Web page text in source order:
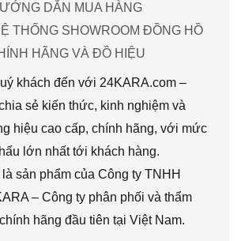
DẪN MUA HÀNG
THỐNG SHOWROOM ĐỒNG HỒ
HÃNG VÀ ĐỒ HIỆU
khách đến với 24KARA.com –
sẻ kiến thức, kinh nghiệm và
hiệu cao cấp, chính hãng, với mức
lớn nhất tới khách hàng.
sản phẩm của Công ty TNHH
– Công ty phân phối và thẩm
hãng đầu tiên tại Việt Nam.